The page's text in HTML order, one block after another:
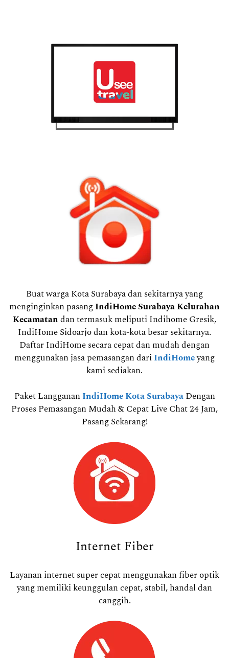
Buat warga Kota Surabaya dan sekitarnya yang
menginginkan pasangIndiHome Surabaya Kelurahan
Kecamatandan termasuk meliputi Indihome Gresik,
IndiHome Sidoarjo dan kota-kota besar sekitarnya.
Daftar IndiHome secara cepat dan mudah dengan
menggunakan jasa pemasangan dariIndiHomeyang
kami sediakan.
Paket Langganan IndiHome Kota SurabayaDengan
Proses Pemasangan Mudah & Cepat Live Chat 24 Jam,
Pasang Sekarang!
Internet Fiber
Layanan internet super cepat menggunakan fiber optik
yang memiliki keunggulan cepat, stabil, handal dan
canggih.